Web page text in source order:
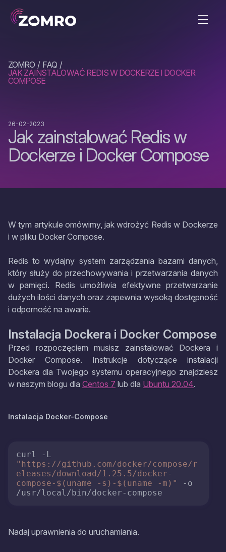
ZOMRO
FAQ
JAK ZAINSTALOWAĆ REDIS W DOCKERZE I DOCKER
COMPOSE
Jak zainstalować Redis w
Dockerze i Docker Compose
26-02-2023
W tym artykule omówimy, jak wdrożyć Redis w Dockerze
i w pliku Docker Compose.
Redis to wydajny system zarządzania bazami danych,
który służy do przechowywania i przetwarzania danych
w pamięci. Redis umożliwia efektywne przetwarzanie
dużych ilości danych oraz zapewnia wysoką dostępność
i odporność na awarie.
Instalacja Dockera i Docker Compose
Przed rozpoczęciem musisz zainstalować Dockera i
Docker Compose. Instrukcje dotyczące instalacji
Dockera dla Twojego systemu operacyjnego znajdziesz
w naszym blogu dla Centos 7 lub dla Ubuntu 20.04.
Instalacja Docker-Compose
"https://github.com/docker/compose/r
eleases/download/1.25.5/docker-
compose- $(uname -s) - $(uname -m) "
-o
/usr/local/bin/docker-compose
Nadaj uprawnienia do uruchamiania.